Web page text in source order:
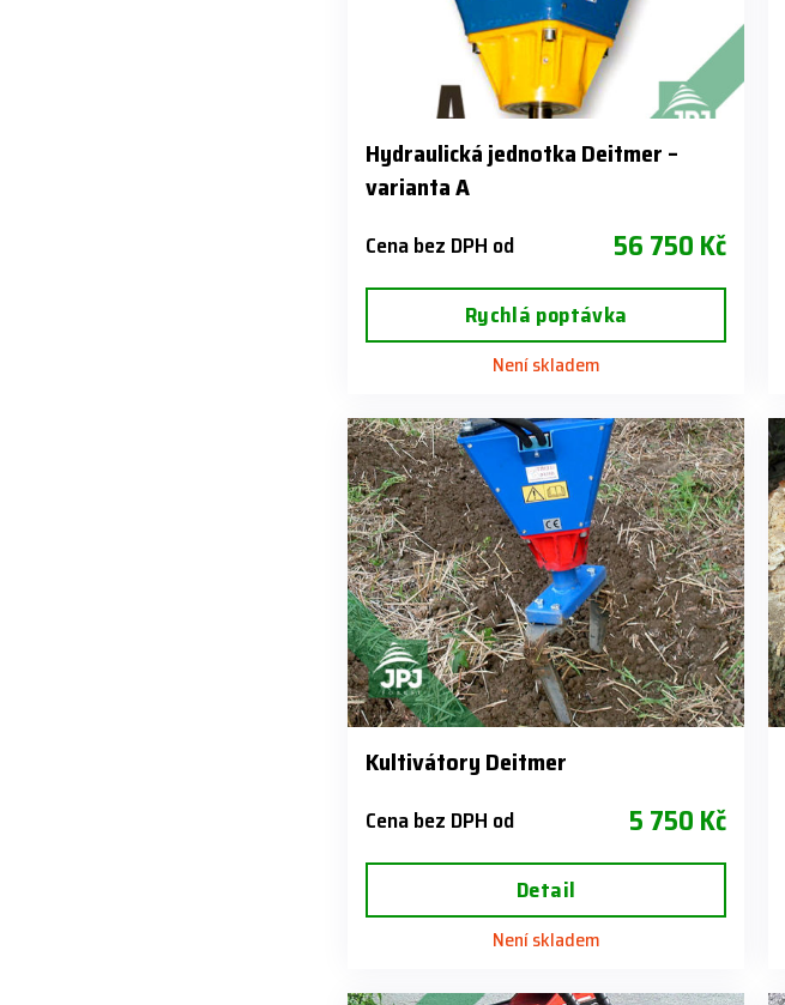
Hydraulická jednotka Deitmer –
varianta A
Cena bez DPH od 56 750 Kč
Rychlá poptávka
Není skladem
Kultivátory Deitmer
Cena bez DPH od 5 750 Kč
Detail
Není skladem